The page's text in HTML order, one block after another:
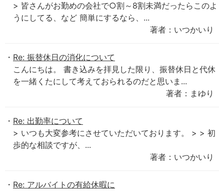
> 皆さんがお勤めの会社で○割～8割未満だったらこのよ
うにしてる、など 簡単にするなら、...
著者：いつかいり
Re: 振替休日の消化について
こんにちは。 書き込みを拝見した限り、振替休日と代休
を一緒くたにして考えておられるのだと思いま...
著者：まゆり
Re: 出勤率について
> いつも大変参考にさせていただいております。 > > 初
歩的な相談ですが、...
著者：いつかいり
Re: アルバイトの有給休暇に